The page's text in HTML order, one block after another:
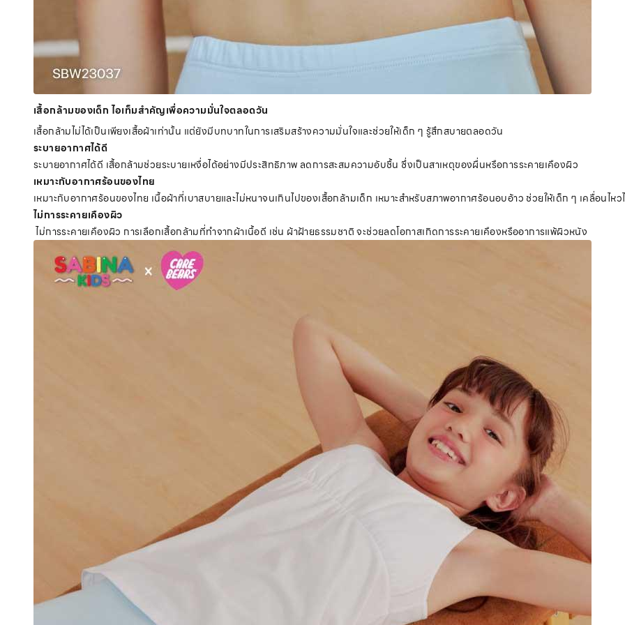
เสื้อกล้ามของเด็ก ไอเท็มสำคัญเพื่อความมั่นใจตลอดวัน
เสื้อกล้ามไม่ได้เป็นเพียงเสื้อผ้าเท่านั้น แต่ยังมีบทบาทในการเสริมสร้างความมั่นใจและช่วยให้เด็ก ๆ รู้สึกสบายตลอดวัน
ระบายอากาศได้ดี
ระบายอากาศได้ดี เสื้อกล้ามช่วยระบายเหงื่อได้อย่างมีประสิทธิภาพ ลดการสะสมความอับชื้น ซึ่งเป็นสาเหตุของผื่นหรือการระคายเคืองผิว
เหมาะกับอากาศร้อนของไทย
เหมาะกับอากาศร้อนของไทย เนื้อผ้าที่เบาสบายและไม่หนาจนเกินไปของเสื้อกล้ามเด็ก เหมาะสำหรับสภาพอากาศร้อนอบอ้าว ช่วยให้เด็ก ๆ เคลื่อนไห
ไม่การระคายเคืองผิว
ไม่การระคายเคืองผิว การเลือกเสื้อกล้ามที่ทำจากผ้าเนื้อดี เช่น ผ้าฝ้ายธรรมชาติ จะช่วยลดโอกาสเกิดการระคายเคืองหรืออาการแพ้ผิวหนัง